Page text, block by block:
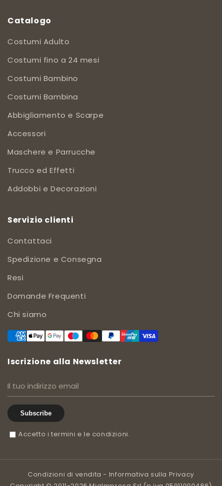
Catalogo
Costumi Adulto
Costumi fino a 24 mesi
Costumi Bambino
Costumi Bambina
Abbigliamento e Scarpe
Accessori
Maschere e Parrucche
Trucco ed Effetti
Addobbi e Decorazioni
Servizio clienti
Contattaci
Spedizione e Consegna
Resi
Domande Frequenti
Chi siamo
Iscrizione alla Newsletter
Subscribe
Accetto i termini e le condizioni.
Condizioni di vendita - Informativa sulla Privacy